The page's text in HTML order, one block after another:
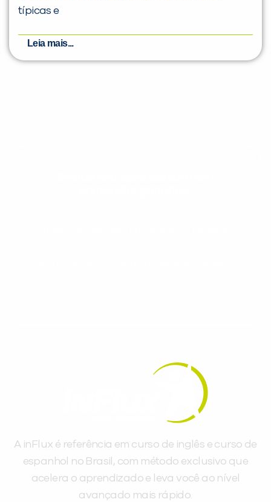
típicas e
Leia mais...
A inFlux é referência em curso de inglês e curso de
espanhol no Brasil, com método exclusivo que
acelera o aprendizado e leva você ao nível
avançado mais rápido.